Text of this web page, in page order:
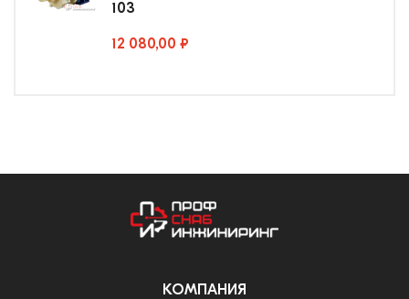
103
12 080,00 ₽
КОМПАНИЯ